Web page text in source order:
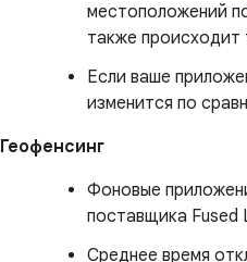
местоположений
также происходит
Если ваше
изменится по
Геофенсинг
Фоновые
поставщика Fused
Среднее время